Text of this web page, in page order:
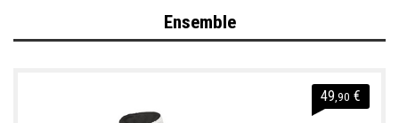
Ensemble
49 ,90 €